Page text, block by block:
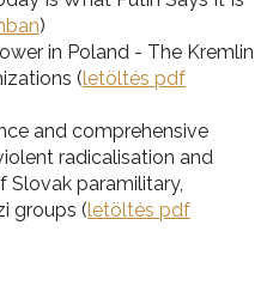
)
in Poland - The Kremlin
(letöltés pdf
and comprehensive
radicalisation and
Slovak paramilitary,
groups (letöltés pdf